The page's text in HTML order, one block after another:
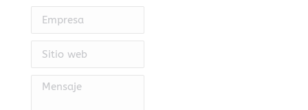
Empresa
Sitio web
Mensaje